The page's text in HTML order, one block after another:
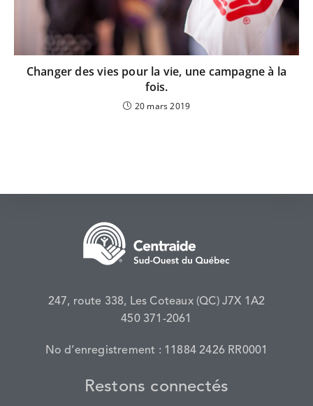
Changer des vies pour la vie, une campagne à la
fois.
20 mars 2019
247, route 338, Les Coteaux (QC) J7X 1A2​
450 371-2061
No d’enregistrement : 11884 2426 RR0001
Restons connectés